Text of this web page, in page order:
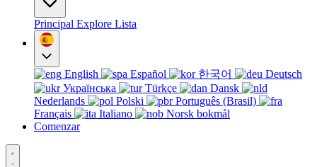
Principal Explore Lista
English Español 한국어
Deutsch
Українська
Türkçe
Dansk
Nederlands
Polski
Português (Brasil)
Français
Italiano
Norsk bokmål
Comenzar